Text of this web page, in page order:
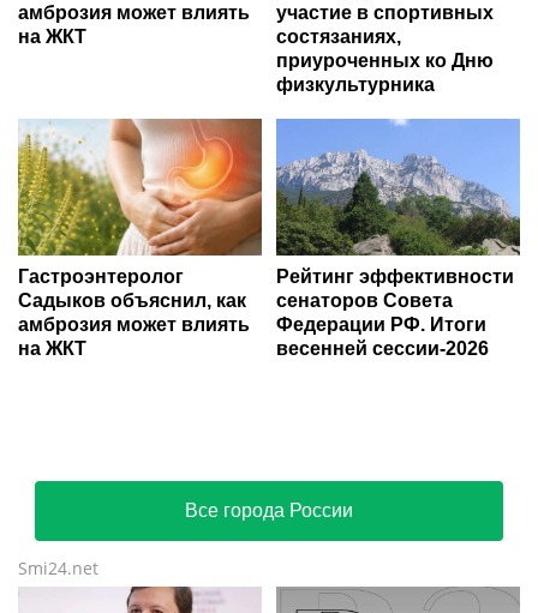
амброзия может влиять
на ЖКТ
участие в спортивных
состязаниях,
приуроченных ко Дню
физкультурника
Гастроэнтеролог
Садыков объяснил, как
амброзия может влиять
на ЖКТ
Рейтинг эффективности
сенаторов Совета
Федерации РФ. Итоги
весенней сессии-2026
Все города России
Smi24.net